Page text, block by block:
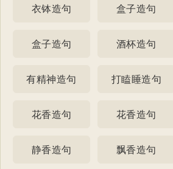
衣钵造句 盒子造句
盒子造句 酒杯造句
有精神造句 打瞌睡造句
花香造句 花香造句
静香造句 飘香造句